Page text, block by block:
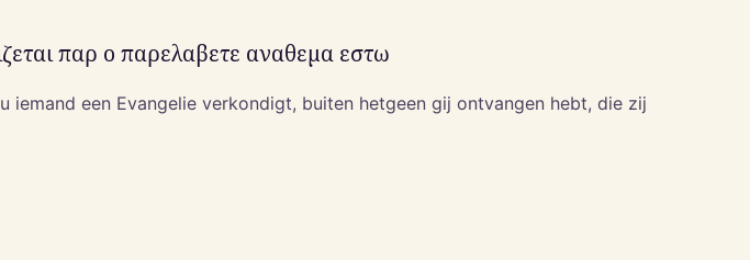
παρ ο παρελαβετε αναθεμα εστω
een Evangelie verkondigt, buiten hetgeen gij ontvangen hebt, die zij